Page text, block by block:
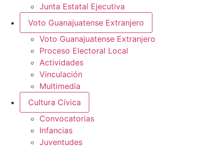
Junta Estatal Ejecutiva
Voto Guanajuatense Extranjero
Voto Guanajuatense Extranjero
Proceso Electoral Local
Actividades
Vinculación
Multimedia
Cultura Cívica
Convocatorias
Infancias
Juventudes